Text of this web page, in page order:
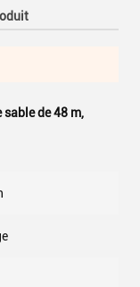
sable de 48 m,